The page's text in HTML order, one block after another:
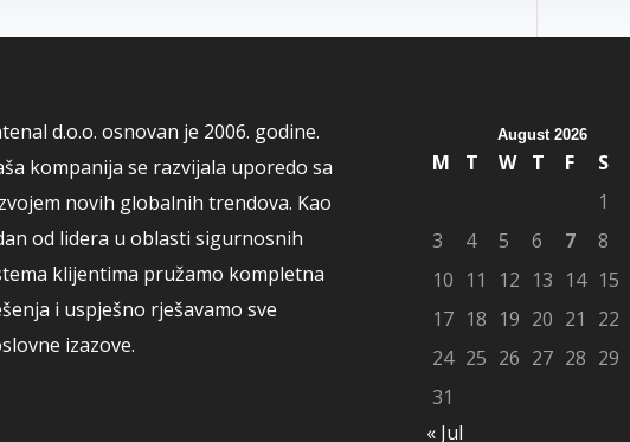
d.o.o. osnovan je 2006. godine.
kompanija se razvijala uporedo sa
novih globalnih trendova. Kao
od lidera u oblasti sigurnosnih
klijentima pružamo kompletna
i uspješno rješavamo sve
izazove.
August 2026
M T W T F S
1
3
4 5 6 7 8
10 11 12 13 14 15
17 18 19 20 21 22
24 25 26 27 28 29
31
« Jul